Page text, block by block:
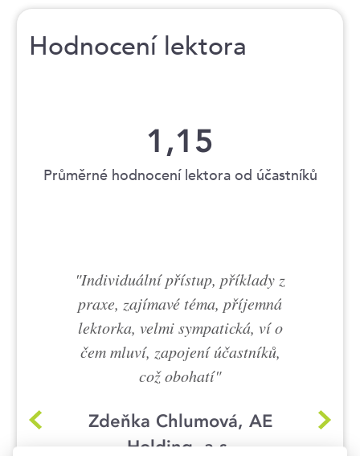
Hodnocení lektora
1,15
Průměrné hodnocení lektora od účastníků
Individuální přístup, příklady z
praxe, zajímavé téma, příjemná
lektorka, velmi sympatická, ví o
čem mluví, zapojení účastníků,
což obohatí
Zdeňka Chlumová, AE
Holding, a.s.